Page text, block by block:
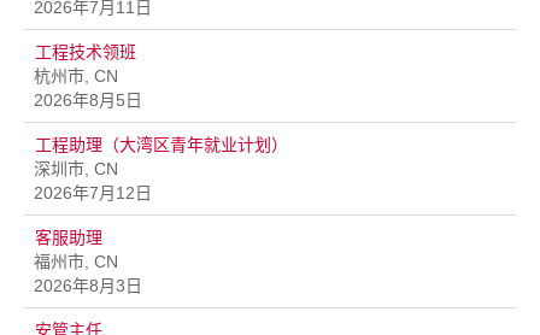
2026年7月11日
工程技术领班
杭州市, CN
2026年8月5日
工程助理（大湾区青年就业计划）
深圳市, CN
2026年7月12日
客服助理
福州市, CN
2026年8月3日
安管主任